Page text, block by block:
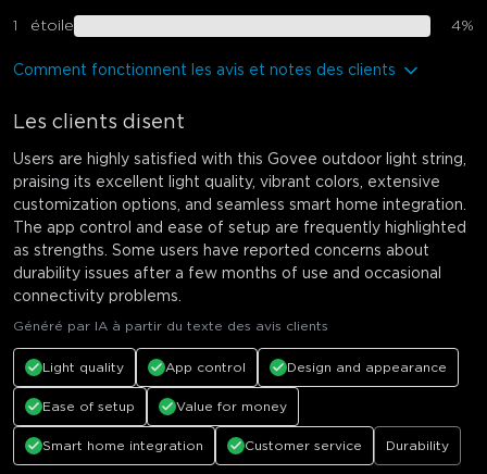
1 étoile 4%
Comment fonctionnent les avis et notes des clients
Les clients disent
Users are highly satisfied with this Govee outdoor light string,
praising its excellent light quality, vibrant colors, extensive
customization options, and seamless smart home integration.
The app control and ease of setup are frequently highlighted
as strengths. Some users have reported concerns about
durability issues after a few months of use and occasional
connectivity problems.
Généré par IA à partir du texte des avis clients
Light quality App control Design and appearance
Ease of setup Value for money
Smart home integration Customer service Durability